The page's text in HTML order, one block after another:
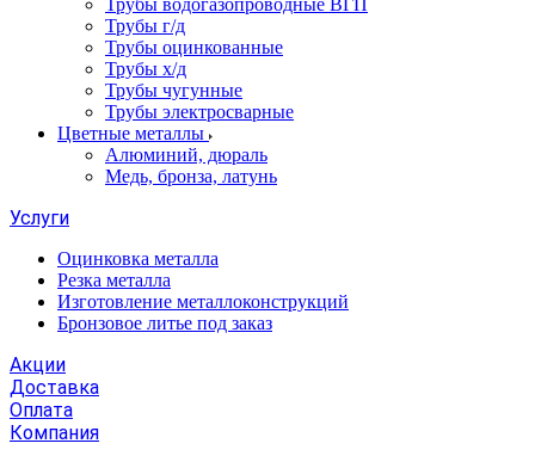
Трубы водогазопроводные ВГП
Трубы г/д
Трубы оцинкованные
Трубы х/д
Трубы чугунные
Трубы электросварные
Цветные металлы
Алюминий, дюраль
Медь, бронза, латунь
Услуги
Оцинковка металла
Резка металла
Изготовление металлоконструкций
Бронзовое литье под заказ
Акции
Доставка
Оплата
Компания